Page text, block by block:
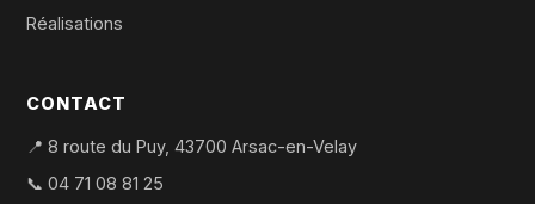
Réalisations
CONTACT
📍 8 route du Puy, 43700 Arsac-en-Velay
📞 04 71 08 81 25